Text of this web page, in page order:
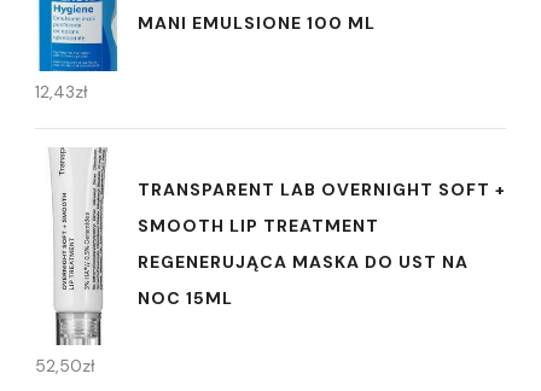
MANI EMULSIONE 100 ML
12,43zł
TRANSPARENT LAB OVERNIGHT SOFT +
SMOOTH LIP TREATMENT
REGENERUJĄCA MASKA DO UST NA
NOC 15ML
52,50zł